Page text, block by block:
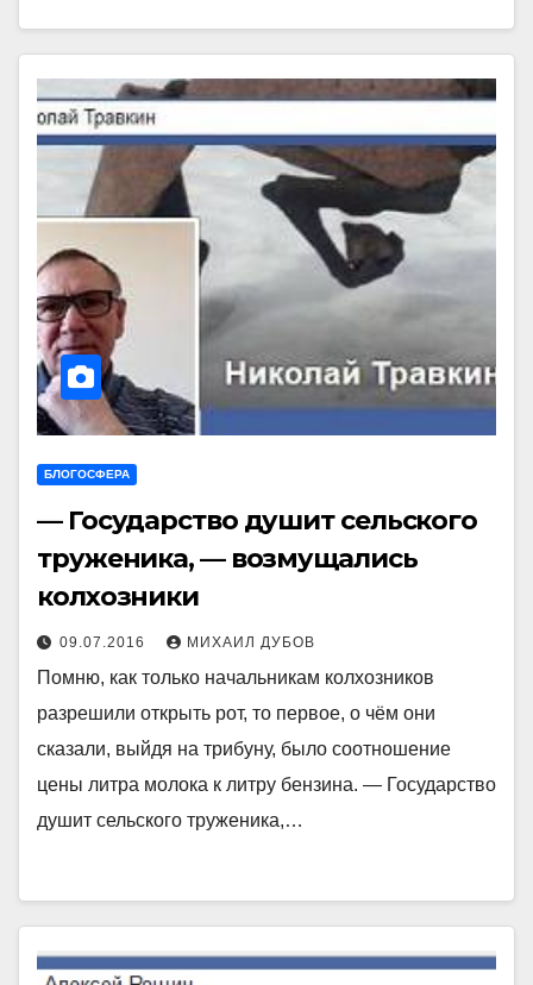
БЛОГОСФЕРА
— Государство душит сельского
труженика, — возмущались
колхозники
09.07.2016 МИХАИЛ ДУБОВ
Помню, как только начальникам колхозников
разрешили открыть рот, то первое, о чём они
сказали, выйдя на трибуну, было соотношение
цены литра молока к литру бензина. — Государство
душит сельского труженика,…